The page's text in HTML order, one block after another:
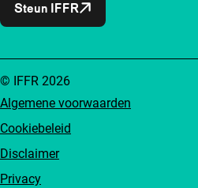
Steun IFFR
Algemene voorwaarden
Cookiebeleid
Disclaimer
Privacy
© IFFR 2026